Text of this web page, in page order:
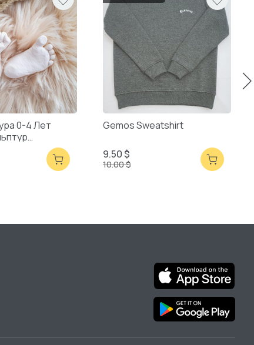
0-4 Лет
Gemos Sweatshirt
9.50 $
10.00 $